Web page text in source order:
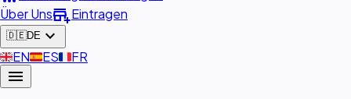
Über Unsadd_businessEintragen
🇩🇪DE expand_more
🇬🇧EN🇪🇸ES🇫🇷FR
menu